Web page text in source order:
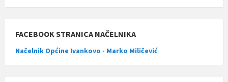
FACEBOOK STRANICA NAČELNIKA
Načelnik Općine Ivankovo - Marko Miličević